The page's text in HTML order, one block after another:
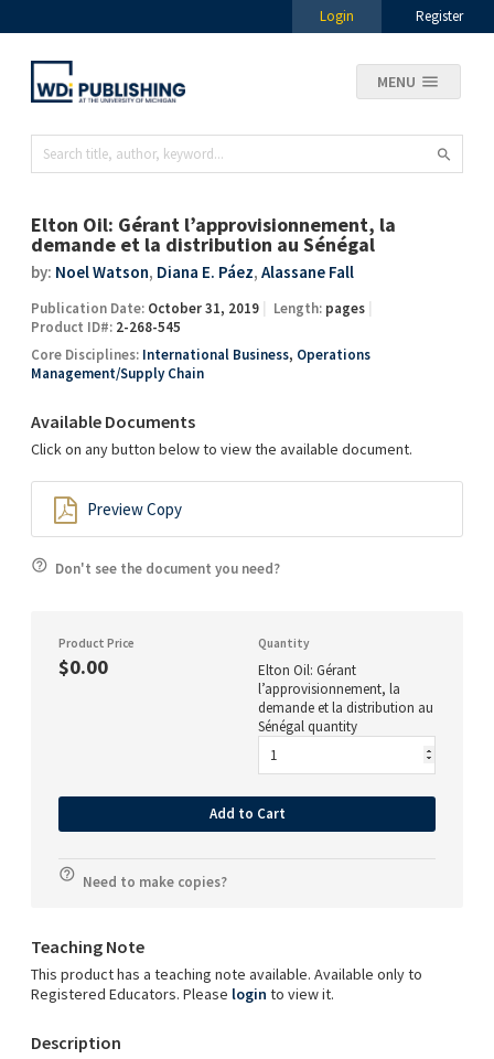
Login Register
MENU
Elton Oil: Gérant l’approvisionnement, la
demande et la distribution au Sénégal
by: Noel Watson, Diana E. Páez, Alassane Fall
Publication Date: October 31, 2019 Length: pages
Product ID#: 2-268-545
Core Disciplines: International Business, Operations
Management/Supply Chain
Available Documents
Click on any button below to view the available document.
Preview Copy
Don't see the document you need?
Product Price
$0.00
Quantity
Elton Oil: Gérant
l’approvisionnement, la
demande et la distribution au
Sénégal quantity
Add to Cart
Need to make copies?
Teaching Note
This product has a teaching note available. Available only to
Registered Educators. Please login to view it.
Description